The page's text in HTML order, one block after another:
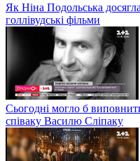
Як Ніна Подольська
голлівудські фільми
Сьогодні могло б
співаку Василю Сліпаку